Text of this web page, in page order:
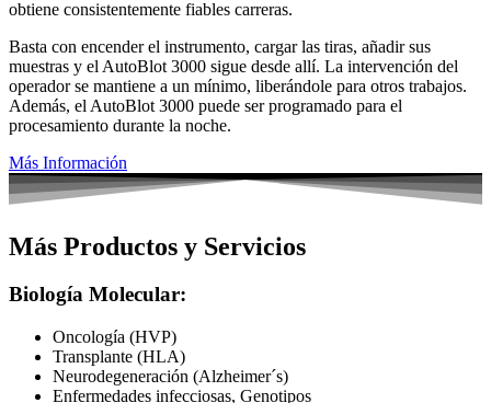
obtiene consistentemente fiables carreras.
Basta con encender el instrumento, cargar las tiras, añadir sus
muestras y el AutoBlot 3000 sigue desde allí. La intervención del
operador se mantiene a un mínimo, liberándole para otros trabajos.
Además, el AutoBlot 3000 puede ser programado para el
procesamiento durante la noche.
Más Información
Más Productos y Servicios
Biología Molecular:
Oncología (HVP)
Transplante (HLA)
Neurodegeneración (Alzheimer´s)
Enfermedades infecciosas, Genotipos